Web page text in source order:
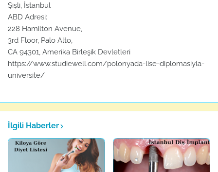
Şişli, İstanbul
ABD Adresi:
228 Hamilton Avenue,
3rd Floor, Palo Alto,
CA 94301, Amerika Birleşik Devletleri
https://www.studiewell.com/polonyada-lise-diplomasiyla-
universite/
İlgili Haberler